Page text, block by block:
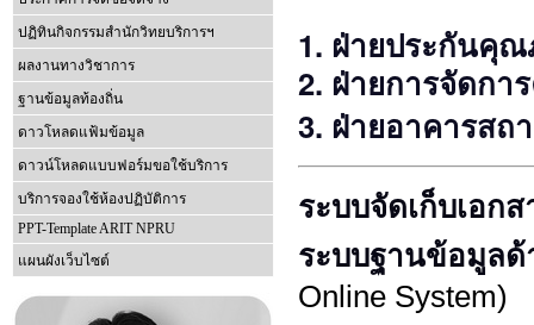
ปฏิทินกิจกรรมสำนักวิทยบริการฯ
ผลงานทางวิชาการ
ฐานข้อมูลท้องถิ่น
ดาวโหลดแฟ้มข้อมูล
ดาวน์โหลดแบบฟอร์มขอใช้บริการ
บริการจองใช้ห้องปฏิบัติการ
PPT-Template ARIT NPRU
แผนผังเว็บไซต์
1. ฝ่ายประกันคุ
2. ฝ่ายการจัดกา
3. ฝ่ายอาคารสถ
ระบบจัดเก็บเอก
ระบบฐานข้อมูล
Online System)